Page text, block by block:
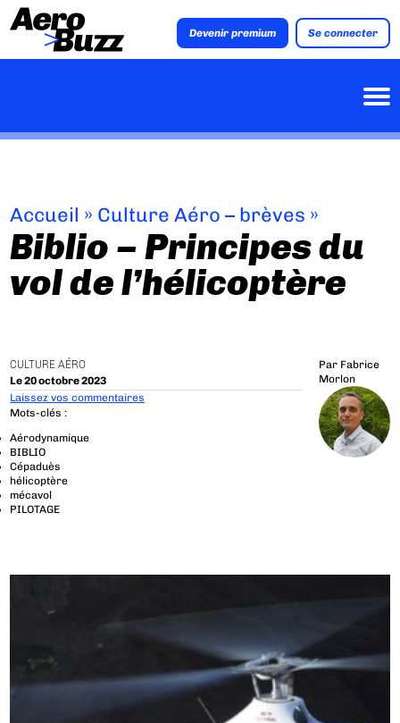
Devenir premium Se connecter
Accueil » Culture Aéro – brèves »
Biblio – Principes du
vol de l’hélicoptère
CULTURE AÉRO
Le 20 octobre 2023
Par Fabrice
Morlon
Laissez vos commentaires
Mots-clés :
Aérodynamique
BIBLIO
Cépaduès
hélicoptère
mécavol
PILOTAGE